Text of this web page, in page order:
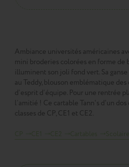
Ambiance universités américaines
mini broderies colorées en forme de
illuminent son joli fond vert. Sa
au Teddy, blouson emblématique
d’esprit d’équipe. Pour une rentrée
l’amitié ! Ce cartable Tann's d'un
classes de CP, CE1 et CE2.